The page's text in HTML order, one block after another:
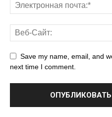
Save my name, email, and
next time I comment.